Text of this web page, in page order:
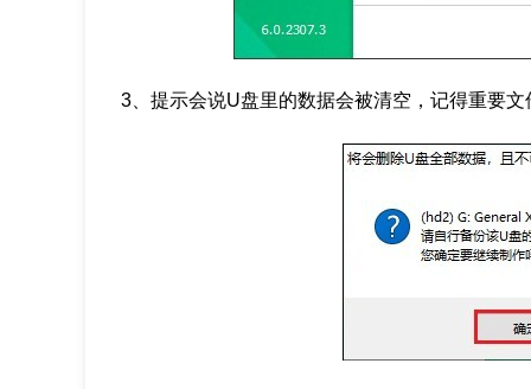
3、提示会说U盘里的数据会被清空，记得重要文